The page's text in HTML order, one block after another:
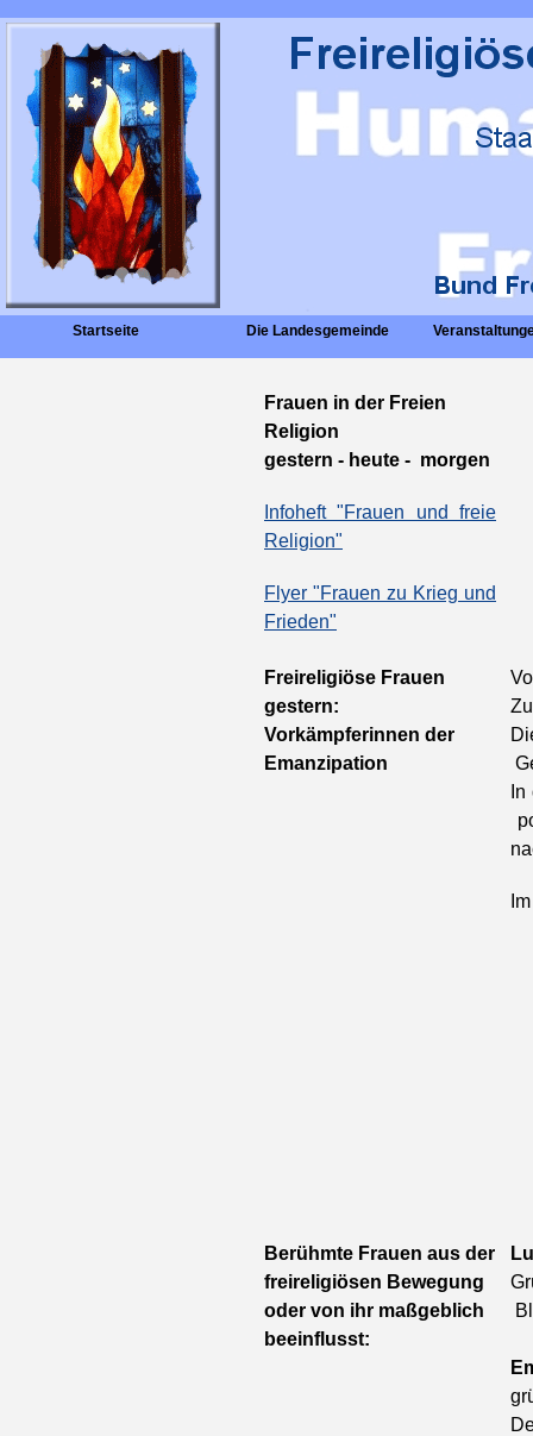
Startseite Die Landesgemeinde
Frauen in der Freien
Religion
gestern - heute - morgen
Infoheft "Frauen und freie
Religion"
Flyer "Frauen zu Krieg und
Frieden"
Freireligiöse Frauen
gestern:
Vorkämpferinnen der
Emanzipation
Berühmte Frauen aus der
freireligiösen Bewegung
oder von ihr maßgeblich
beeinflusst: